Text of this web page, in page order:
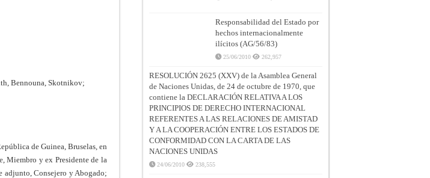
Bennouna, Skotnikov;
de Guinea, Bruselas, en
Miembro y ex Presidente de la
adjunto, Consejero y Abogado;
Responsabilidad del Estado por
hechos internacionalmente
ilícitos (AG/56/83)
25/06/2010 262,957
RESOLUCIÓN 2625 (XXV) de la Asamblea General
de Naciones Unidas, de 24 de octubre de 1970, que
contiene la DECLARACIÓN RELATIVA A LOS
PRINCIPIOS DE DERECHO INTERNACIONAL
REFERENTES A LAS RELACIONES DE AMISTAD
Y A LA COOPERACIÓN ENTRE LOS ESTADOS DE
CONFORMIDAD CON LA CARTA DE LAS
NACIONES UNIDAS
24/06/2010 238,555